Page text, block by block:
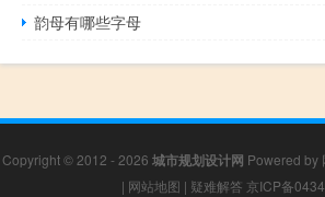
韵母有哪些字母
Copyright © 2012 - 2026 城市规划设计网 Powered by
| 网站地图 | 疑难解答 京ICP备